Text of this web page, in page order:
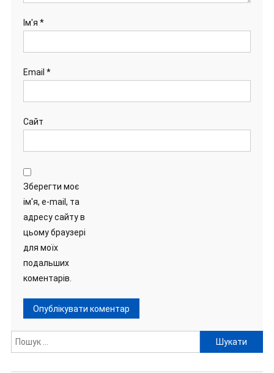
Ім'я *
Email *
Сайт
Зберегти моє
ім'я, e-mail, та
адресу сайту в
цьому браузері
для моїх
подальших
коментарів.
Пошук: